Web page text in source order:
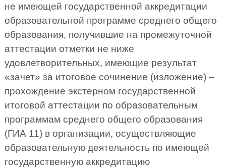
не имеющей государственной аккредитации
образовательной программе среднего общего
образования, получившие на промежуточной
аттестации отметки не ниже
удовлетворительных, имеющие результат
«зачет» за итоговое сочинение (изложение) –
прохождение экстерном государственной
итоговой аттестации по образовательным
программам среднего общего образования
(ГИА 11) в организации, осуществляющие
образовательную деятельность по имеющей
государственную аккредитацию